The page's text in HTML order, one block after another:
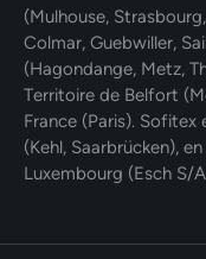
(Mulhouse,
Colmar, Guebwiller,
(Hagondange, Metz,
Territoire de Belfort
France (Paris).
(Kehl, Saarbrücken),
Luxembourg (Esch S/